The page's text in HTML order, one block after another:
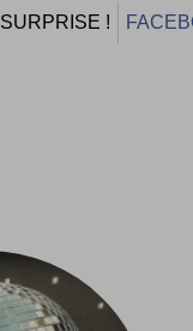
SURPRISE !